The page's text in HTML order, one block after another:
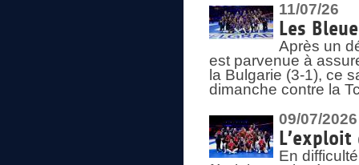
11/07/26
Les
Après un
est parvenue à
la Bulgarie (3-1), ce
dimanche contre la
09/07/2026
En